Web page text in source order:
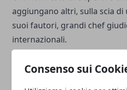
Consenso sui
aggiungano altri, sulla scia di
suoi fautori, grandi chef
internazionali.